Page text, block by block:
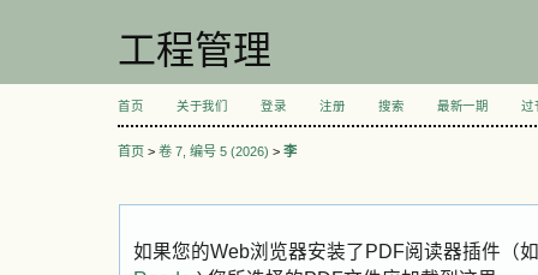
工程管理
首页 关于我们 登录 注册 搜索 最新一期 过
首页 > 卷 7, 编号 5 (2026) > 李
如果您的Web浏览器安装了PDF阅读器插件（